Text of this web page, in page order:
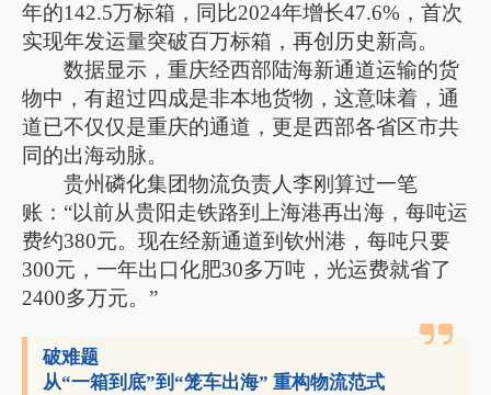
年的142.5万标箱，同比2024年增长47.6%，首次
实现年发运量突破百万标箱，再创历史新高。
数据显示，重庆经西部陆海新通道运输的货
物中，有超过四成是非本地货物，这意味着，通
道已不仅仅是重庆的通道，更是西部各省区市共
同的出海动脉。
贵州磷化集团物流负责人李刚算过一笔
账：“以前从贵阳走铁路到上海港再出海，每吨运
费约380元。现在经新通道到钦州港，每吨只要
300元，一年出口化肥30多万吨，光运费就省了
2400多万元。”
破难题
从“一箱到底”到“笼车出海” 重构物流范式